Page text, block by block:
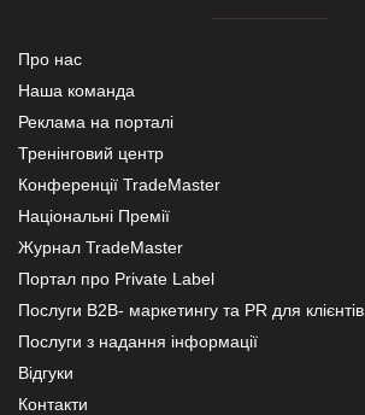
Про нас
Наша команда
Реклама на порталі
Тренінговий центр
Конференції TradeMaster
Національні Премії
Журнал TradeMaster
Портал про Private Label
Послуги В2В- маркетингу та PR для клієнтів
Послуги з надання інформації
Відгуки
Контакти